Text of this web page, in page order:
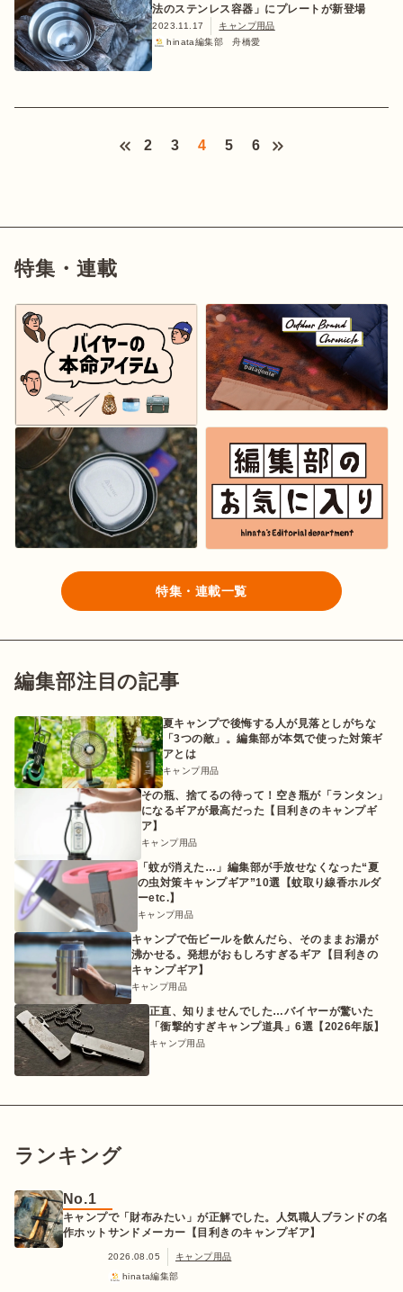
法のステンレス容器」にプレートが新登場
2023.11.17
キャンプ用品
hinata編集部 舟橋愛
2 3 4 5 6
特集・連載
特集・連載一覧
編集部注目の記事
夏キャンプで後悔する人が見落としがちな
「3つの敵」。編集部が本気で使った対策ギ
アとは
キャンプ用品
その瓶、捨てるの待って！空き瓶が「ランタン」
になるギアが最高だった【目利きのキャンプギ
ア】
キャンプ用品
「蚊が消えた…」編集部が手放せなくなった“夏
の虫対策キャンプギア”10選【蚊取り線香ホルダ
ーetc.】
キャンプ用品
キャンプで缶ビールを飲んだら、そのままお湯が
沸かせる。発想がおもしろすぎるギア【目利きの
キャンプギア】
キャンプ用品
正直、知りませんでした…バイヤーが驚いた
「衝撃的すぎキャンプ道具」6選【2026年版】
キャンプ用品
ランキング
No.1
キャンプで「財布みたい」が正解でした。人気職人ブランドの名
作ホットサンドメーカー【目利きのキャンプギア】
2026.08.05
キャンプ用品
hinata編集部